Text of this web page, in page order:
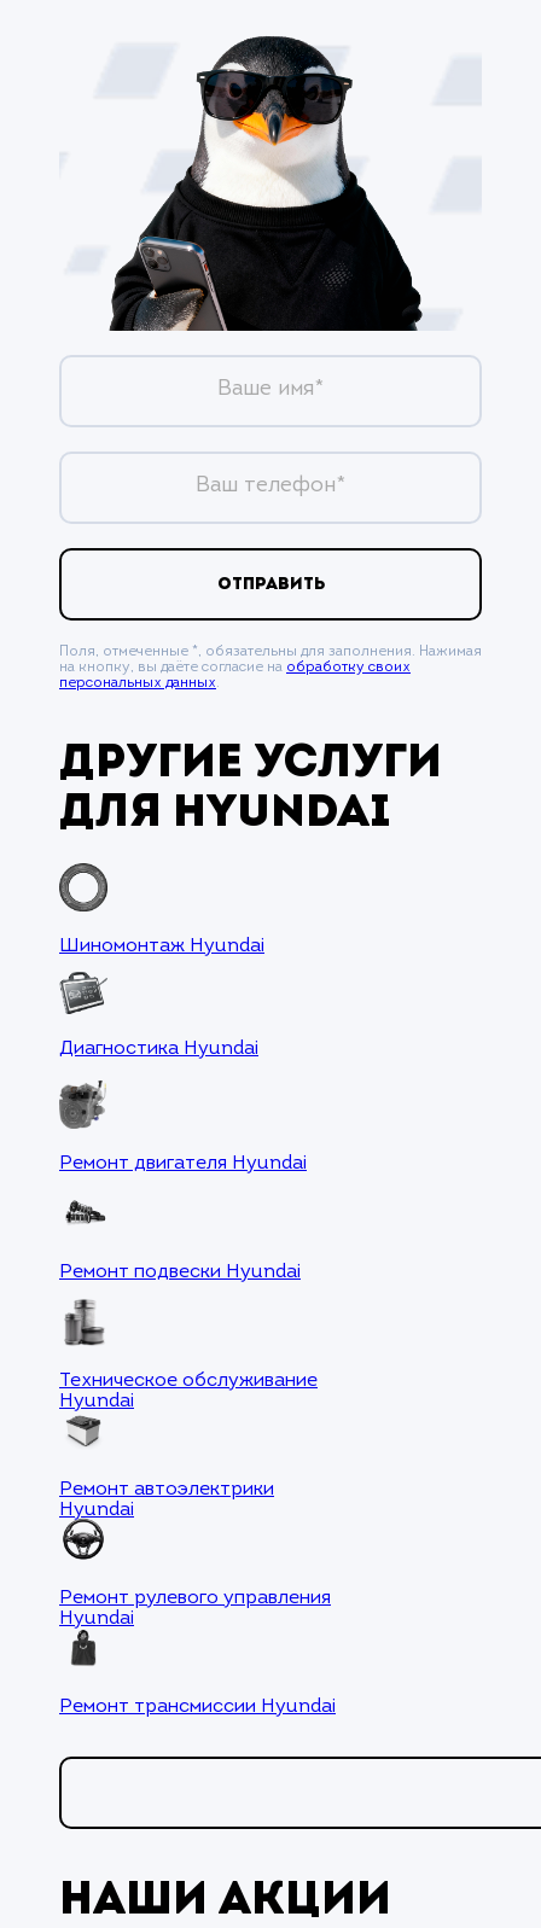
Ваше имя*
Ваш телефон*
ОТПРАВИТЬ
Поля, отмеченные *, обязательны для заполнения. Нажимая
на кнопку, вы даёте согласие на обработку своих
персональных данных.
Другие услуги
для Hyundai
Шиномонтаж Hyundai
Диагностика Hyundai
Ремонт двигателя Hyundai
Ремонт подвески Hyundai
Техническое обслуживание
Hyundai
Ремонт автоэлектрики
Hyundai
Ремонт рулевого управления
Hyundai
Ремонт трансмиссии Hyundai
Наши акции